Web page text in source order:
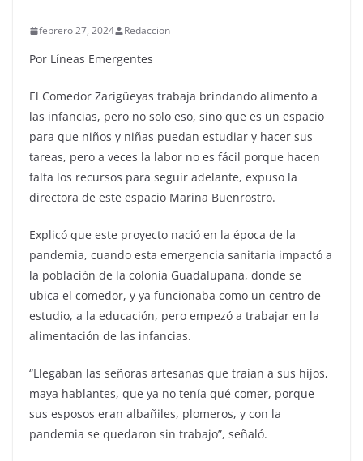
febrero 27, 2024 Redaccion
Por Líneas Emergentes
El Comedor Zarigüeyas trabaja brindando alimento a
las infancias, pero no solo eso, sino que es un espacio
para que niños y niñas puedan estudiar y hacer sus
tareas, pero a veces la labor no es fácil porque hacen
falta los recursos para seguir adelante, expuso la
directora de este espacio Marina Buenrostro.
Explicó que este proyecto nació en la época de la
pandemia, cuando esta emergencia sanitaria impactó a
la población de la colonia Guadalupana, donde se
ubica el comedor, y ya funcionaba como un centro de
estudio, a la educación, pero empezó a trabajar en la
alimentación de las infancias.
“Llegaban las señoras artesanas que traían a sus hijos,
maya hablantes, que ya no tenía qué comer, porque
sus esposos eran albañiles, plomeros, y con la
pandemia se quedaron sin trabajo”, señaló.